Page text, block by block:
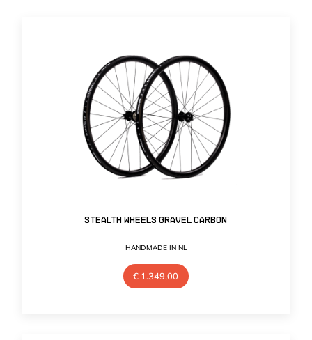
Stealth Wheels Gravel Carbon
HANDMADE IN NL
€ 1.349,00